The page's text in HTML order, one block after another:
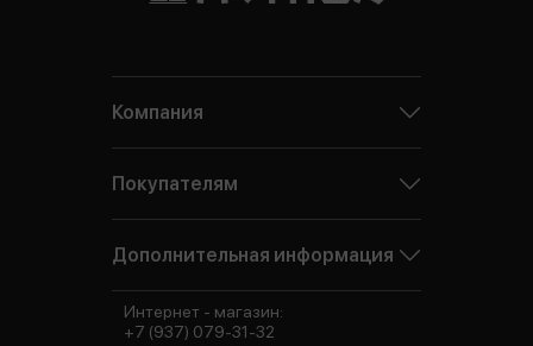
Компания
Покупателям
Дополнительная информация
Интернет - магазин:
+7 (937) 079-31-32